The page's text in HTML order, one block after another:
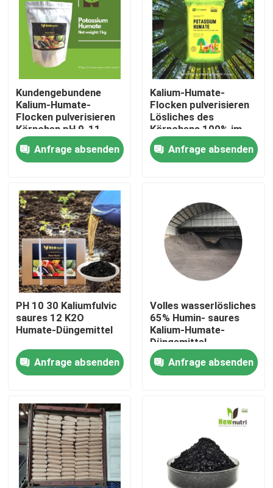
Nach Hause
Kontakte
Produkte
Saures organisches Humindüngemittel
Aminosäure-organisches Düngemittel
Stickstoff-organisches Düngemittel
Kalium-Humate-Düngemittel
Meerespflanzen-Auszug-Pulver-Düngemittel
Saures Pulver Fulvic
Kundengebundene
Kalium-Humate-
Flocken pulverisieren
Körnchen pH 9-11
Anfrage absenden
Kalium-Humate-
Flocken pulverisieren
Lösliches des
Körnchens 100% im
Wasser
Anfrage absenden
PH 10 30 Kaliumfulvic
saures 12 K2O
Humate-Düngemittel
Anfrage absenden
Volles wasserlösliches
65% Humin- saures
Kalium-Humate-
Düngemittel
Anfrage absenden